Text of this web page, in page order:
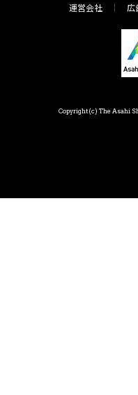
運営会社 広
Copyright(c) The Asahi